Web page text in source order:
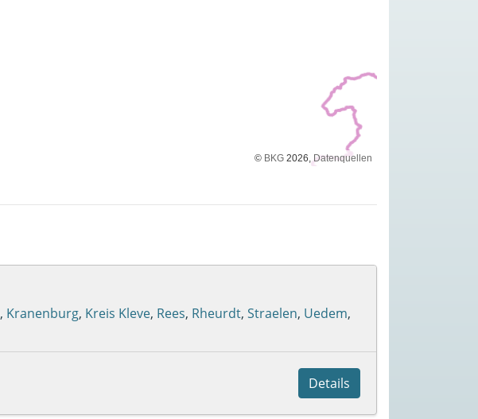
© BKG 2026, Datenquellen
, Kranenburg, Kreis Kleve, Rees, Rheurdt, Straelen, Uedem,
Details